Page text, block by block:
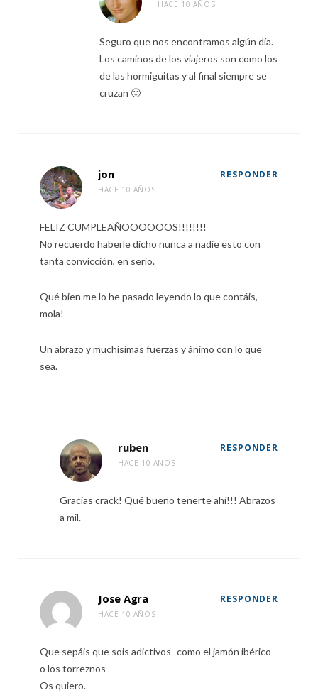
HACE 10 AÑOS
Seguro que nos encontramos algún día.
Los caminos de los viajeros son como los
de las hormiguitas y al final siempre se
cruzan 🙂
jon
HACE 10 AÑOS
RESPONDER
FELIZ CUMPLEAÑOOOOOOS!!!!!!!!
No recuerdo haberle dicho nunca a nadie esto con
tanta convicción, en serio.
Qué bien me lo he pasado leyendo lo que contáis,
mola!
Un abrazo y muchísimas fuerzas y ánimo con lo que
sea.
ruben
HACE 10 AÑOS
RESPONDER
Gracias crack! Qué bueno tenerte ahí!!! Abrazos
a mil.
Jose Agra
HACE 10 AÑOS
RESPONDER
Que sepáis que sois adictivos -como el jamón ibérico
o los torreznos-
Os quiero.